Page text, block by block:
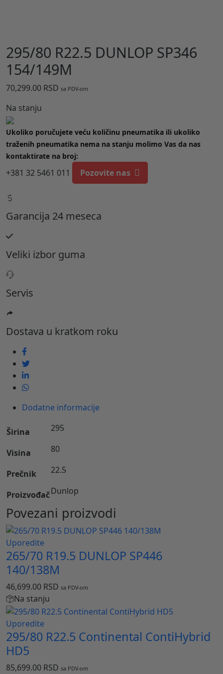
295/80 R22.5 DUNLOP SP346
154/149M
70,299.00 RSD sa PDV-om
Na stanju
Ukoliko poručujete veću količinu pneumatika ili ukoliko
traženih pneumatika nema na stanju molimo Vas da nas
kontaktirate na broj:
+381 32 5461 011 Pozovite nas
Garancija 24 meseca
Veliki izbor guma
Servis
Dostava u kratkom roku
Dodatne informacije
Širina 295
Visina 80
Prečnik 22.5
ProizvođačDunlop
Povezani proizvodi
Uporedite
265/70 R19.5 DUNLOP SP446
140/138M
46,699.00 RSD sa PDV-om
Na stanju
Uporedite
295/80 R22.5 Continental ContiHybrid
HD5
85,699.00 RSD sa PDV-om